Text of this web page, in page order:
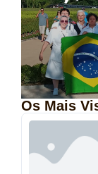
Os Mais